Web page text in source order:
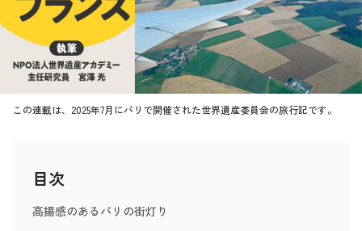
この連載は、2025年7月にパリで開催された世界遺産委員会の旅行記です。
目次
高揚感のあるパリの街灯り